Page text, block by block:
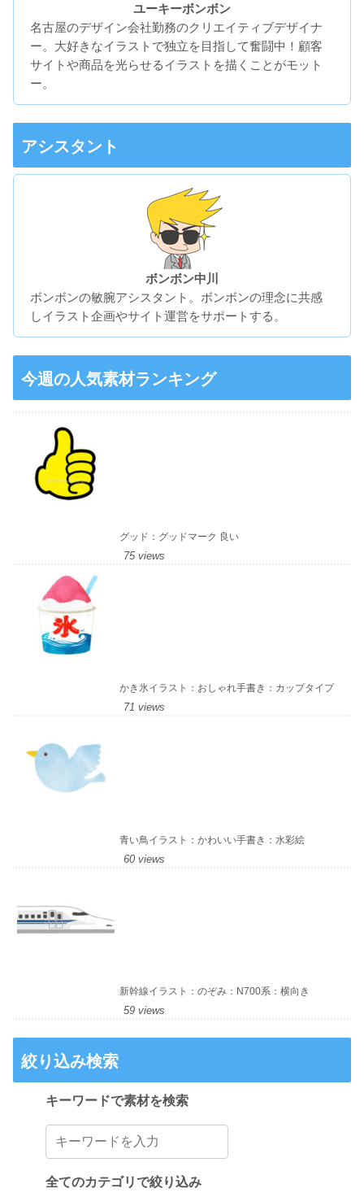
ユーキーボンボン
名古屋のデザイン会社勤務のクリエイティブデザイナ
ー。大好きなイラストで独立を目指して奮闘中！顧客
サイトや商品を光らせるイラストを描くことがモット
ー。
アシスタント
ボンボン中川
ボンボンの敏腕アシスタント。ボンボンの理念に共感
しイラスト企画やサイト運営をサポートする。
今週の人気素材ランキング
グッド：グッドマーク 良い
75 views
かき氷イラスト：おしゃれ手書き：カップタイプ
71 views
青い鳥イラスト：かわいい手書き：水彩絵
60 views
新幹線イラスト：のぞみ：N700系：横向き
59 views
絞り込み検索
キーワードで素材を検索
全てのカテゴリで絞り込み